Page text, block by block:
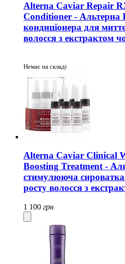
Alterna Caviar Repair
Conditioner - Альтерна
кондиціонера для
волосся з екстрактом
Немає на складі
Alterna Caviar Clinical
Boosting Treatment -
стимулююча сироватка
росту волосся з
1 100 грн